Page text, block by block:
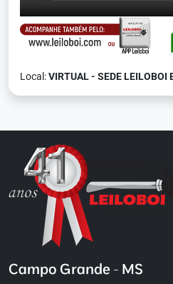
Local:VIRTUAL - SEDE LEILOBOI
Campo Grande - MS